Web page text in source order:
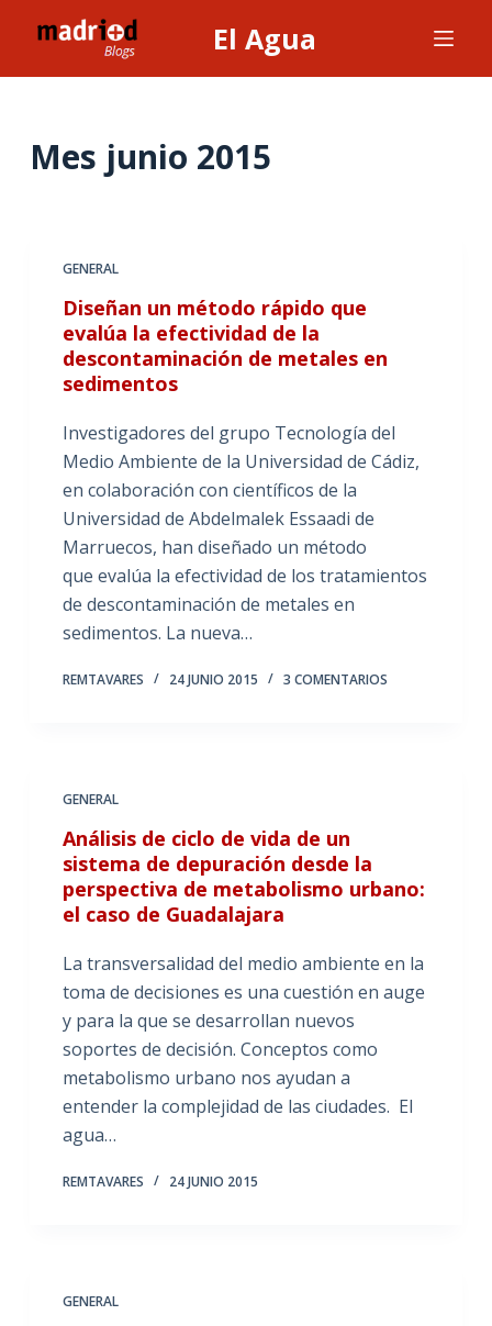
l
El Agua
Mes junio 2015
GENERAL
Diseñan un método rápido que
evalúa la efectividad de la
descontaminación de metales en
sedimentos
Investigadores del grupo Tecnología del
Medio Ambiente de la Universidad de Cádiz,
en colaboración con científicos de la
Universidad de Abdelmalek Essaadi de
Marruecos, han diseñado un método
que evalúa la efectividad de los tratamientos
de descontaminación de metales en
sedimentos. La nueva…
REMTAVARES 24 JUNIO 2015 3 COMENTARIOS
GENERAL
Análisis de ciclo de vida de un
sistema de depuración desde la
perspectiva de metabolismo urbano:
el caso de Guadalajara
La transversalidad del medio ambiente en la
toma de decisiones es una cuestión en auge
y para la que se desarrollan nuevos
soportes de decisión. Conceptos como
metabolismo urbano nos ayudan a
entender la complejidad de las ciudades. El
agua…
REMTAVARES 24 JUNIO 2015
GENERAL